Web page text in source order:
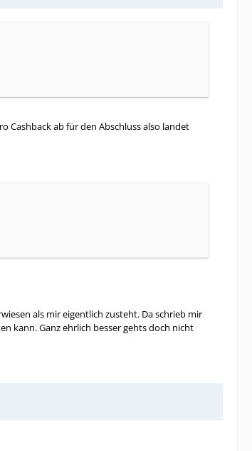
Cashback ab für den Abschluss also landet
als mir eigentlich zusteht. Da schrieb mir
kann. Ganz ehrlich besser gehts doch nicht